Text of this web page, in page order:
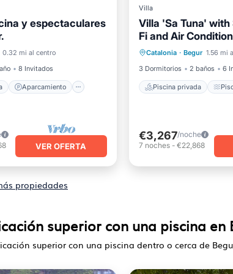
y espectaculares
0.32 mi al centro
8 Invitados
Aparcamiento
Balcón/Terraza
VER OFERTA
Villa
Villa 'Sa Tuna' with
Fi and Air
Catalonia · Begur 1.56 mi
3 Dormitorios
2 baños 6
Piscina privada
Piscina privada
Balcón/Terraza
€3,267/noche
7 noches- €22,868
propiedades
superior con una piscina en
superior con una piscina dentro o cerca de